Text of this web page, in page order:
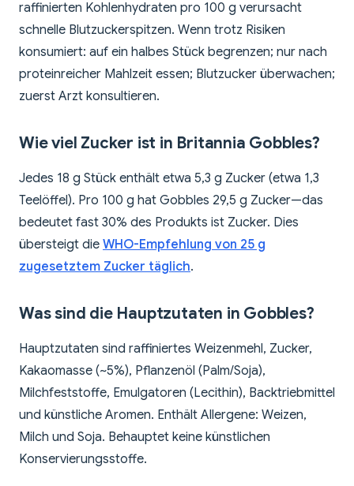
raffinierten Kohlenhydraten pro 100 g verursacht
schnelle Blutzuckerspitzen. Wenn trotz Risiken
konsumiert: auf ein halbes Stück begrenzen; nur nach
proteinreicher Mahlzeit essen; Blutzucker überwachen;
zuerst Arzt konsultieren.
Wie viel Zucker ist in Britannia Gobbles?
Jedes 18 g Stück enthält etwa 5,3 g Zucker (etwa 1,3
Teelöffel). Pro 100 g hat Gobbles 29,5 g Zucker—das
bedeutet fast 30% des Produkts ist Zucker. Dies
übersteigt die WHO-Empfehlung von 25 g
zugesetztem Zucker täglich.
Was sind die Hauptzutaten in Gobbles?
Hauptzutaten sind raffiniertes Weizenmehl, Zucker,
Kakaomasse (~5%), Pflanzenöl (Palm/Soja),
Milchfeststoffe, Emulgatoren (Lecithin), Backtriebmittel
und künstliche Aromen. Enthält Allergene: Weizen,
Milch und Soja. Behauptet keine künstlichen
Konservierungsstoffe.